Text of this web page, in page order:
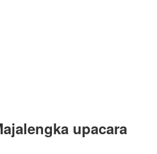
upacara